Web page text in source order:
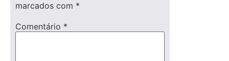
marcados com *
Comentário *